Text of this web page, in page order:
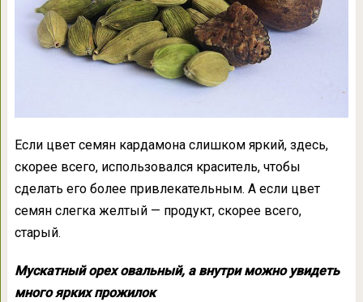
Если цвет семян кардамона слишком яркий, здесь,
скорее всего, использовался краситель, чтобы
сделать его более привлекательным. А если цвет
семян слегка желтый — продукт, скорее всего,
старый.
Мускатный орех овальный, а внутри можно увидеть
много ярких прожилок